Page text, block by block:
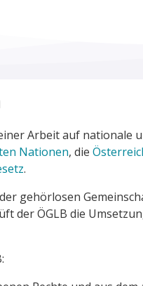
Arbeit auf nationale
Nationen, die
.
gehörlosen
der ÖGLB die